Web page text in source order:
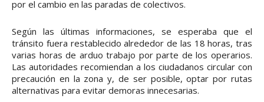
por el cambio en las paradas de colectivos.
Según las últimas informaciones, se esperaba que el
tránsito fuera restablecido alrededor de las 18 horas, tras
varias horas de arduo trabajo por parte de los operarios.
Las autoridades recomiendan a los ciudadanos circular con
precaución en la zona y, de ser posible, optar por rutas
alternativas para evitar demoras innecesarias.